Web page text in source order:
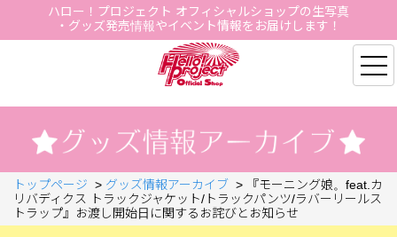
ハロー！プロジェクト オフィシャルショップの生写真
・グッズ発売情報やイベント情報をお届けします！
Hello Project Official
トップページ > グッズ情報アーカイブ >
『モーニング娘。feat.カ
リバディクス トラックジャケット/トラックパンツ/ラバーリールス
トラップ』お渡し開始日に関するお詫びとお知らせ